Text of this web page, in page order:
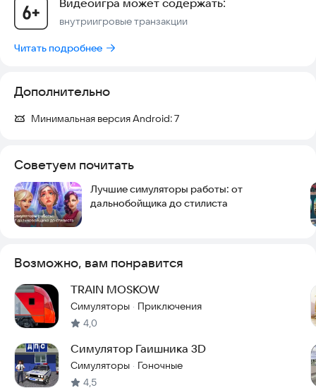
внутриигровые транзакции
Читать подробнее
Дополнительно
Минимальная версия Android:7
Советуем почитать
Лучшие симуляторы работы: от
дальнобойщика до стилиста
Возможно, вам понравится
TRAIN MOSKOW
Симуляторы · Приключения
4,0
Симулятор Гаишника 3D
Симуляторы · Гоночные
4,5